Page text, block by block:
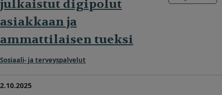
julkaistut digipolut
asiakkaan ja
ammattilaisen tueksi
Sosiaali- ja terveyspalvelut
2.10.2025